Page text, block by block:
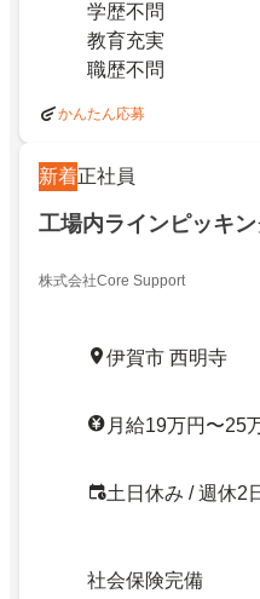
学歴不問
教育充実
職歴不問
かんたん応募
新着正社員
工場内ラインピッキ
株式会社Core Support
伊賀市 西明寺
月給19万円〜25
土日休み / 週休2
社会保険完備